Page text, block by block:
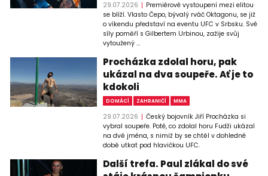
29.07.2026
Premiérové vystoupení mezi elitou
se blíží. Vlasto Čepo, bývalý rváč Oktagonu, se již
o víkendu představí na eventu UFC v Srbsku. Své
síly poměří s Gilbertem Urbinou, zažije svůj
vytoužený ...
Procházka zdolal horu, pak
ukázal na dva soupeře. Ať je to
kdokoli
DOMÁCÍ ZAHRANIČÍ MMA
29.07.2026
Český bojovník Jiří Procházka si
vybral soupeře. Poté, co zdolal horu Fudži ukázal
na dvě jména, s nimiž by se chtěl v dohledné
době utkat pod hlavičkou UFC.
Další trefa. Paul zlákal do své